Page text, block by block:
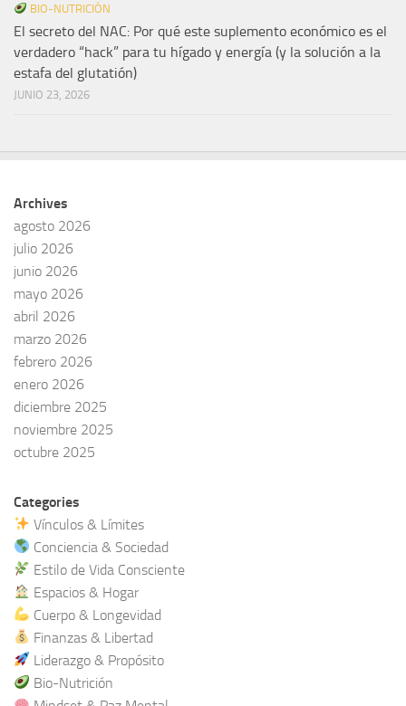
BIO-NUTRICIÓN
El secreto del NAC: Por qué este suplemento económico es el
verdadero “hack” para tu hígado y energía (y la solución a la
estafa del glutatión)
JUNIO 23, 2026
Archives
agosto 2026
julio 2026
junio 2026
mayo 2026
abril 2026
marzo 2026
febrero 2026
enero 2026
diciembre 2025
noviembre 2025
octubre 2025
Categories
Vínculos & Límites
Conciencia & Sociedad
Estilo de Vida Consciente
Espacios & Hogar
Cuerpo & Longevidad
Finanzas & Libertad
Liderazgo & Propósito
Bio-Nutrición